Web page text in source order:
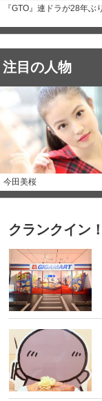
『GTO』連ドラが28年ぶ
注目の人物
今田美桜
クランクイン